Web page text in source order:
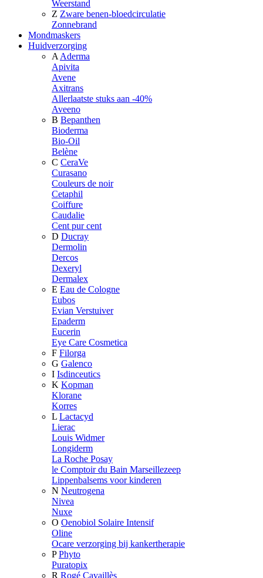
Weerstand
Z Zware benen-bloedcirculatie
Zonnebrand
Mondmaskers
Huidverzorging
A Aderma
Apivita
Avene
Axitrans
Allerlaatste stuks aan -40%
Aveeno
B Bepanthen
Bioderma
Bio-Oil
Belène
C CeraVe
Curasano
Couleurs de noir
Cetaphil
Coiffure
Caudalie
Cent pur cent
D Ducray
Dermolin
Dercos
Dexeryl
Dermalex
E Eau de Cologne
Eubos
Evian Verstuiver
Epaderm
Eucerin
Eye Care Cosmetica
F Filorga
G Galenco
I Isdinceutics
K Kopman
Klorane
Korres
L Lactacyd
Lierac
Louis Widmer
Longiderm
La Roche Posay
le Comptoir du Bain Marseillezeep
Lippenbalsems voor kinderen
N Neutrogena
Nivea
Nuxe
O Oenobiol Solaire Intensif
Oline
Ocare verzorging bij kankertherapie
P Phyto
Puratopix
R Rogé Cavaillès